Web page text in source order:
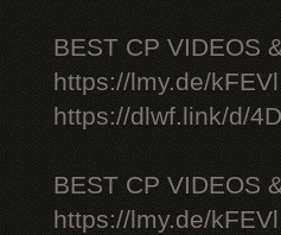
BEST CP VIDEOS
https://lmy.de/kFEVl
https://dlwf.link/d/
BEST CP VIDEOS
https://lmy.de/kFEVl